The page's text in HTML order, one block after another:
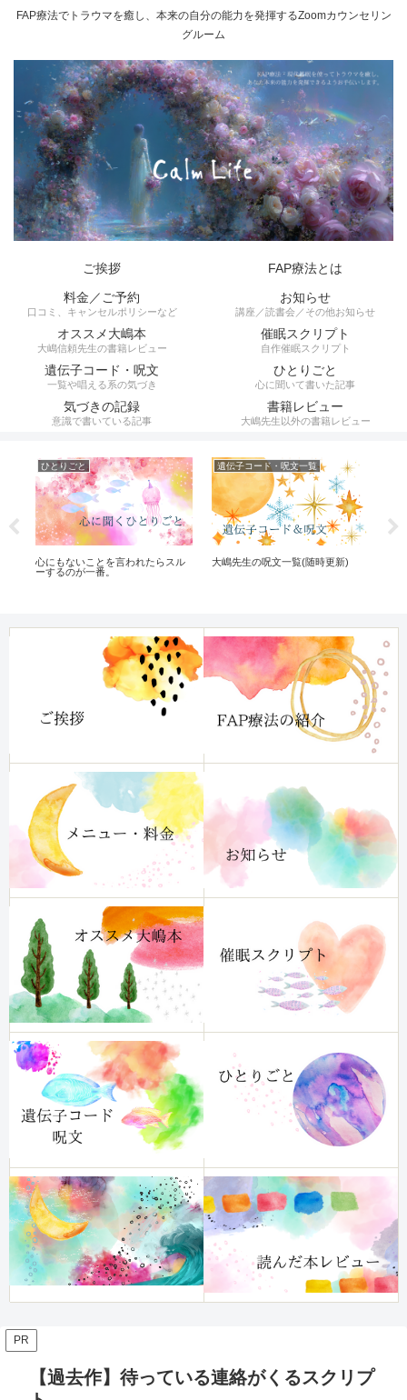
FAP療法でトラウマを癒し、本来の自分の能力を発揮するZoomカウンセリン
グルーム
ご挨拶
FAP療法とは
料金／ご予約
口コミ、キャンセルポリシーなど
お知らせ
講座／読書会／その他お知らせ
オススメ大嶋本
大嶋信頼先生の書籍レビュー
催眠スクリプト
自作催眠スクリプト
遺伝子コード・呪文
一覧や唱える系の気づき
ひとりごと
心に聞いて書いた記事
気づきの記録
意識で書いている記事
書籍レビュー
大嶋先生以外の書籍レビュー
ひとりごと
心にもないことを言われたらスル
ーするのが一番。
遺伝子コード・呪文一覧
大嶋先生の呪文一覧(随時更新)
PR
【過去作】待っている連絡がくるスクリプ